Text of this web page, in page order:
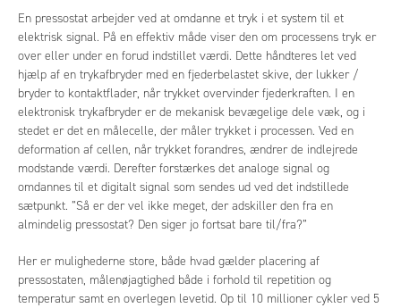
En pressostat arbejder ved at omdanne et tryk i et system til et
elektrisk signal. På en effektiv måde viser den om processens tryk er
over eller under en forud indstillet værdi. Dette håndteres let ved
hjælp af en trykafbryder med en fjederbelastet skive, der lukker /
bryder to kontaktflader, når trykket overvinder fjederkraften. I en
elektronisk trykafbryder er de mekanisk bevægelige dele væk, og i
stedet er det en målecelle, der måler trykket i processen. Ved en
deformation af cellen, når trykket forandres, ændrer de indlejrede
modstande værdi. Derefter forstærkes det analoge signal og
omdannes til et digitalt signal som sendes ud ved det indstillede
sætpunkt. ”Så er der vel ikke meget, der adskiller den fra en
almindelig pressostat? Den siger jo fortsat bare til/fra?”
Her er mulighederne store, både hvad gælder placering af
pressostaten, målenøjagtighed både i forhold til repetition og
temperatur samt en overlegen levetid. Op til 10 millioner cykler ved 5